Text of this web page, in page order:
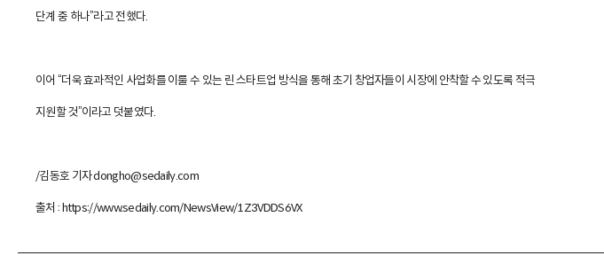
단계 중 하나”라고 전했다.
이어 “더욱 효과적인 사업화를 이룰 수 있는 린 스타트업 방식을 통해 초기 창업자들이 시장에 안착할 수 있도록 적극
지원할 것”이라고 덧붙였다.
/김동호 기자dongho@sedaily.com
출처 :https://www.sedaily.com/NewsView/1Z3VDDS6VX